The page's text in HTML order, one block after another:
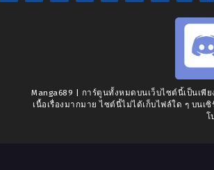
Manga689 | การ์ตูนทั้งหมดบนเว็บไซต์นี้เป็นเ
เนื้อเรื่องมากมาย ไซต์นี้ไม่ได้เก็บไฟล์ใด ๆ บน
โ